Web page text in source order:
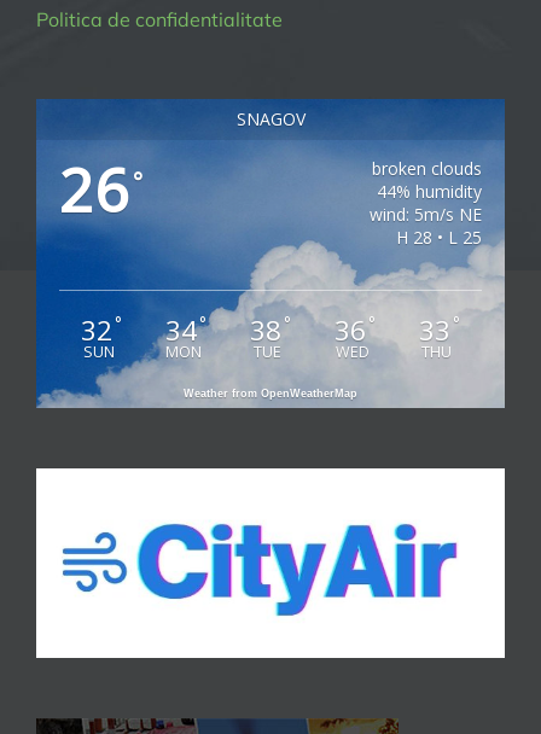
Politica de confidentialitate
SNAGOV
26°
broken clouds
44% humidity
wind: 5m/s NE
H 28 • L 25
32°
SUN
34°
MON
38 °
TUE
36°
WED
33 °
THU
Weather from OpenWeatherMap